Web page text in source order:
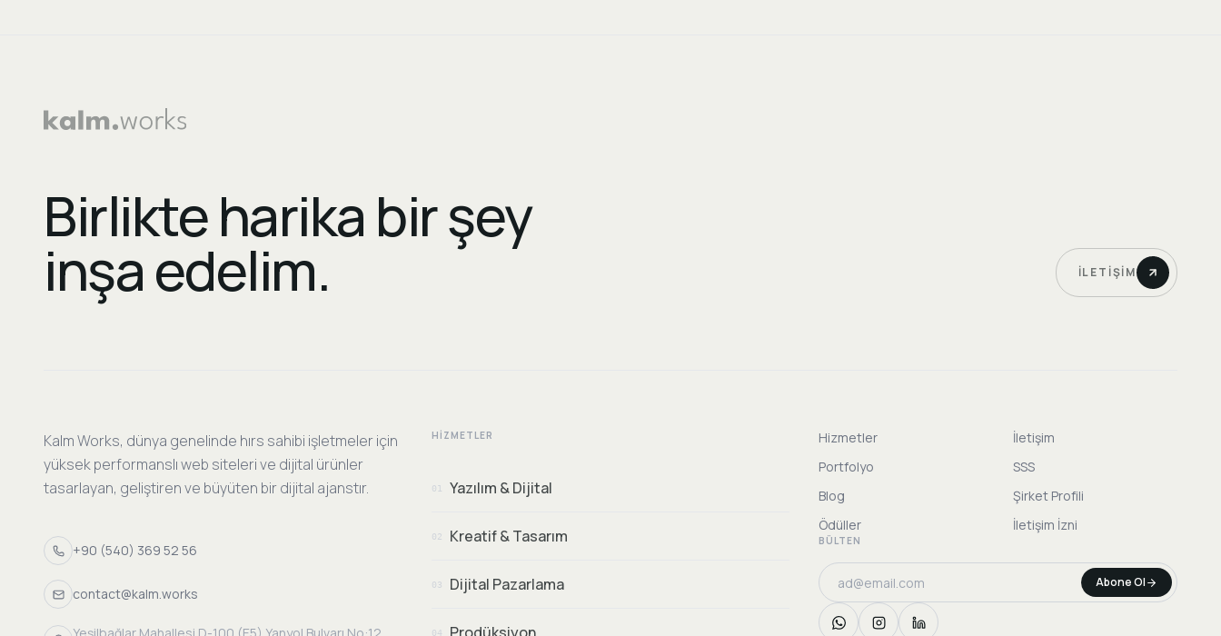
Birlikte harika bir şey
inşa edelim. İLETIŞIM
Kalm Works, dünya genelinde hırs sahibi işletmeler için
yüksek performanslı web siteleri ve dijital ürünler
tasarlayan, geliştiren ve büyüten bir dijital ajanstır.
+90 (540) 369 52 56
contact@kalm.works
HIZMETLER
01 Yazılım & Dijital
02 Kreatif & Tasarım
03 Dijital Pazarlama
04
Hizmetler
İletişim
Portfolyo
SSS
Blog
Şirket Profili
Ödüller
İletişim İzni
BÜLTEN
Abone Ol